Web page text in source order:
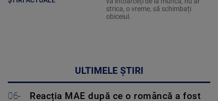
strica, o vreme, să schimbați
obiceiul.
ULTIMELE ȘTIRI
06-
Reacția MAE după ce o româncă a fost